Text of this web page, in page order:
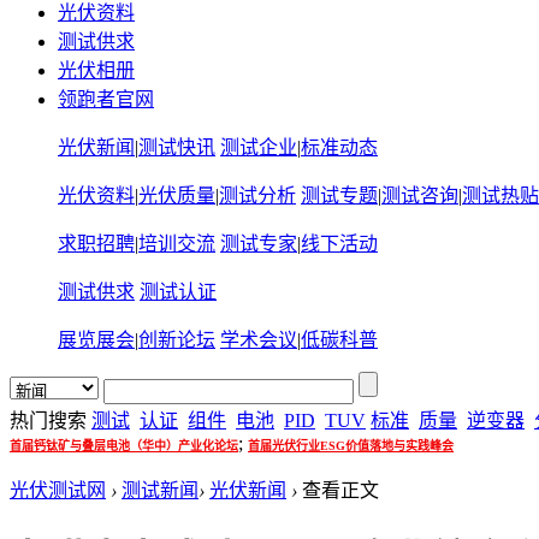
光伏资料
测试供求
光伏相册
领跑者官网
光伏新闻 |测试快讯 测试企业|标准动态
光伏资料|光伏质量|测试分析 测试专题|测试咨询|测试热贴
求职招聘|培训交流 测试专家|线下活动
测试供求 测试认证
展览展会|创新论坛 学术会议|低碳科普
热门搜索 测试 认证 组件 电池 PID TUV 标准 质量 逆变器
首届钙钛矿与叠层电池（华中）产业化论坛; 首届光伏行业ESG价值落地与实践峰会
光伏测试网 › 测试新闻 › 光伏新闻 › 查看正文